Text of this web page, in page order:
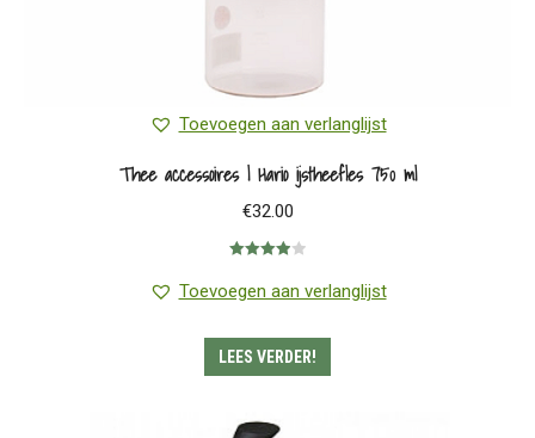
Toevoegen aan verlanglijst
Thee accessoires | Hario ijstheefles 750 ml
€32.00
4.00uit 5
Toevoegen aan verlanglijst
LEES VERDER!